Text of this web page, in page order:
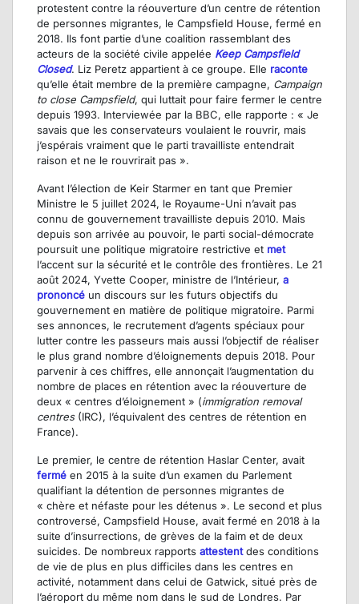
protestent contre la réouverture d’un centre de rétention
de personnes migrantes, le Campsfield House, fermé en
2018. Ils font partie d’une coalition rassemblant des
acteurs de la société civile appelée Keep Campsfield
Closed. Liz Peretz appartient à ce groupe. Elle raconte
qu’elle était membre de la première campagne, Campaign
to close Campsfield, qui luttait pour faire fermer le centre
depuis 1993. Interviewée par la BBC, elle rapporte : « Je
savais que les conservateurs voulaient le rouvrir, mais
j’espérais vraiment que le parti travailliste entendrait
raison et ne le rouvrirait pas ».
Avant l’élection de Keir Starmer en tant que Premier
Ministre le 5 juillet 2024, le Royaume-Uni n’avait pas
connu de gouvernement travailliste depuis 2010. Mais
depuis son arrivée au pouvoir, le parti social-démocrate
poursuit une politique migratoire restrictive et met
l’accent sur la sécurité et le contrôle des frontières. Le 21
août 2024, Yvette Cooper, ministre de l’Intérieur, a
prononcé un discours sur les futurs objectifs du
gouvernement en matière de politique migratoire. Parmi
ses annonces, le recrutement d’agents spéciaux pour
lutter contre les passeurs mais aussi l’objectif de réaliser
le plus grand nombre d’éloignements depuis 2018. Pour
parvenir à ces chiffres, elle annonçait l’augmentation du
nombre de places en rétention avec la réouverture de
deux « centres d’éloignement » (immigration removal
centres(IRC), l’équivalent des centres de rétention en
France).
Le premier, le centre de rétention Haslar Center, avait
fermé en 2015 à la suite d’un examen du Parlement
qualifiant la détention de personnes migrantes de
« chère et néfaste pour les détenus ». Le second et plus
controversé, Campsfield House, avait fermé en 2018 à la
suite d’insurrections, de grèves de la faim et de deux
suicides. De nombreux rapports attestentdes conditions
de vie de plus en plus difficiles dans les centres en
activité, notamment dans celui de Gatwick, situé près de
l’aéroport du même nom dans le sud de Londres. Par